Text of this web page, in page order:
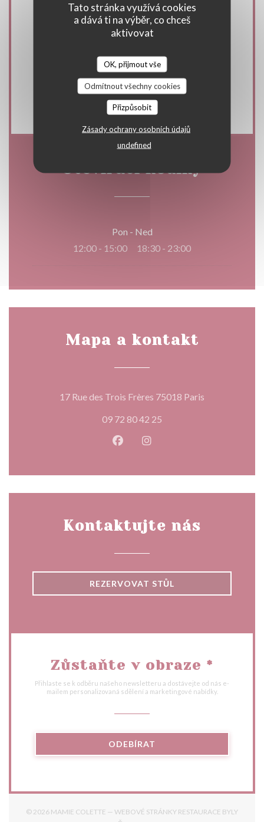
Tato stránka využívá cookies
a dává ti na výběr, co chceš
aktivovat
OK, přijmout vše
Odmítnout všechny cookies
Přizpůsobit
Zásady ochrany osobních údajů
undefined
, fresh product
Typ podniku
Otevírací hodiny
Pon - Ned
12:00 - 15:00
18:30 - 23:00
Mapa a kontakt
17 Rue des Trois Frères 75018 Paris
09 72 80 42 25
Facebook ((otevře se v novém
Instagram ((otevře se v
Kontaktujte nás
REZERVOVAT STŮL
Zůstaňte v obraze *
Přihlaste se k odběru našeho newsletteru a dostávejte od nás e-
mailem personalizovaná sdělení a marketingové nabídky.
ODEBÍRAT
© 2026 MAMIE COLETTE — WEBOVÉ STRÁNKY RESTAURACE BYLY